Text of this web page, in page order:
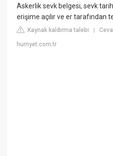
Askerlik sevk belgesi, sevk
erişime açılır ve er tarafından
Kaynak kaldırma talebi |
hurriyet.com.tr